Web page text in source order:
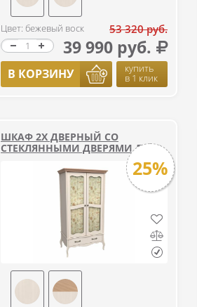
Цвет: бежевый воск 53 320 руб.
39 990 руб.
В КОРЗИНУ купить
в 1 клик
ШКАФ 2Х ДВЕРНЫЙ СО
СТЕКЛЯННЫМИ ДВЕРЯМИ ЛЕБО
25%